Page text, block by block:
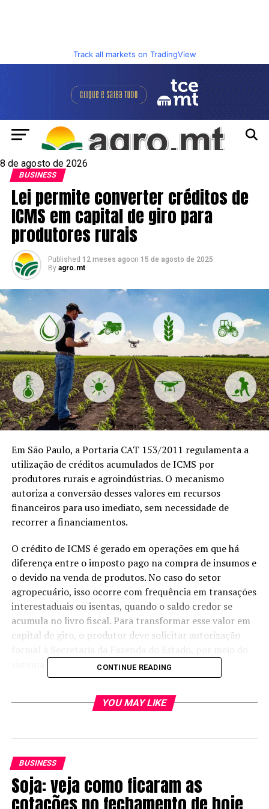
Track all markets on TradingView
8 de agosto de 2026
BUSINESS
Lei permite converter créditos de
ICMS em capital de giro para
produtores rurais
Published 12 meses agoon 15 de agosto de 2025
By agro.mt
Em São Paulo, a Portaria CAT 153/2011 regulamenta a
utilização de créditos acumulados de ICMS por
produtores rurais e agroindústrias. O mecanismo
autoriza a conversão desses valores em recursos
financeiros para uso imediato, sem necessidade de
recorrer a financiamentos.
O crédito de ICMS é gerado em operações em que há
diferença entre o imposto pago na compra de insumos e
o devido na venda de produtos. No caso do setor
agropecuário, isso ocorre com frequência em transações
interestaduais ou isentas, quando o saldo credor se
acumula no livro fiscal. Para transformar esse valor em
capital de giro, o produtor deve solicitar autorização
sistema eletrônico e-CredRural.
apresentação de documentação comprobatória,
extemporâneos acumulados nos últimos cinco anos,
desde que devidamente comprovados. Após análise e
deferimento, o montante é liberado para transferência
ou utilização autorizada, conforme as regras da portaria.
CONTINUE READING
YOU MAY LIKE
BUSINESS
Soja: veja como ficaram as
cotações no fechamento de hoje